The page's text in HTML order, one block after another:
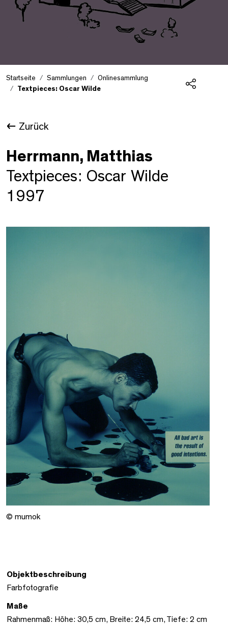
Startseite Sammlungen
Onlinesammlung
Textpieces: Oscar Wilde
Zurück
Herrmann, Matthias
Textpieces: Oscar Wilde
1997
© mumok
Objektbeschreibung
Farbfotografie
Maße
Rahmenmaß: Höhe: 30,5 cm, Breite: 24,5 cm, Tiefe: 2 cm